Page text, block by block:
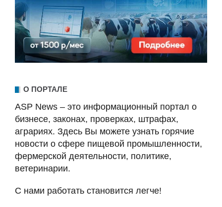
О ПОРТАЛЕ
ASP News – это информационный портал о
бизнесе, законах, проверках, штрафах,
аграриях. Здесь Вы можете узнать горячие
новости о сфере пищевой промышленности,
фермерской деятельности, политике,
ветеринарии.
С нами работать становится легче!